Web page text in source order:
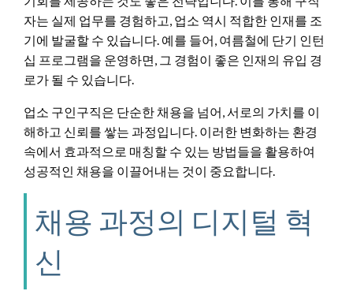
자는 실제 업무를 경험하고, 업소 역시 적합한 인재를 조
기에 발굴할 수 있습니다. 예를 들어, 여름철에 단기 인턴
십 프로그램을 운영하면, 그 경험이 좋은 인재의 유입 경
로가 될 수 있습니다.
업소 구인구직은 단순한 채용을 넘어, 서로의 가치를 이
해하고 신뢰를 쌓는 과정입니다. 이러한 변화하는 환경
속에서 효과적으로 매칭할 수 있는 방법들을 활용하여
성공적인 채용을 이끌어내는 것이 중요합니다.
채용 과정의 디지털 혁
신